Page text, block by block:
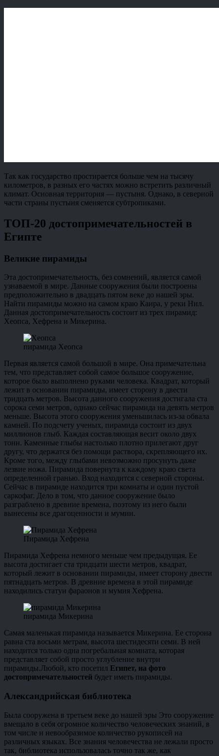
Так как государство простирается больше чем на тысячу
километров, в разных его частях можно встретить различный
климат. Основная территория — пустыня. Однако, в северной
части страны пустыня сменяется субтропиками.
ТОП-20 достопримечательностей в
Египте
Великие пирамиды
Эта достопримечательность, без сомнений, является самой
узнаваемой в мире. Данные сооружения были построены
предположительно в двадцать пятом веке до нашей эры.
Найти пирамиды можно на самом краю Каира, у реки Нил.
Данная достопримечательность состоит из трех пирамид:
Хеопса, Хефрена и Микерина.
пирамида Хеопса
Первая является самой большой в мире. Она примечательна
тем, что представляет собой самое большое сооружение,
которое было выполнено руками человека. Квадрат, который
лежит в основании пирамиды, имеет сторону в двести
тридцать метров. Высота данного сооружения достигала ста
сорока семи метров, однако сейчас пирамида на девять метров
меньше. Высота этого сооружения уменьшилась из-за обвала
камней. По подсчету ученых, пирамида состоит из двух
миллионов глыб. Каждая составляющая весит около двух
тонн. Каменные глыбы настолько плотно прилегают друг
другу, что держатся без помощи раствора, скрепляющего их.
Кроме того, между глыбами невозможно просунуть даже
лезвие ножа. Пирамида повернута к каждому краю света
определенной гранью. Вход находится с северной стороны.
Сейчас в пирамиде находится три комнаты и один пустой
саркофаг. Дело в том, что данное сооружение было
разграблено в древние времена, поэтому из него были
вынесены все драгоценности и мумии.
Пирамида Хефрена
Пирамида Хефрена немного меньше чем предыдущая. Ее
высота достигает ста тридцати шести метров, квадрат,
который лежит в основании пирамиды, имеет сторону двести
пятнадцать метров. В древние времена в этой пирамиде
находились статуи фараонов и мумия Хефрена.
пирамида Микерина
Самая маленькая пирамида называется Микерина. Ее сторона
равна ста восьми метрам, высота шестидесяти семи. В ней
находится только одна погребальная комната, которая
представляет собой просто углубление внутри
пирамиды.Любой, кто посетил Египет, на фото
достопримечательностей будет иметь пирамиды.
Александрийская библиотека
Была сооружена в третьем веке до нашей эры Это сооружение
вмещало в себя огромное количество человеческих знаний, в
том числе и невообразимое количество рукописей на
различных языках. Все знания человечества не лежали просто
так, библиотека использовалась точно так же, как